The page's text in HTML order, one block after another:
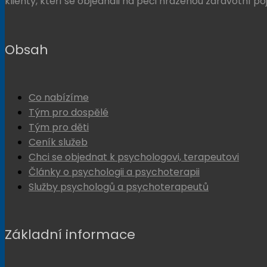
Obsah
Co nabízíme
Tým pro dospělé
Tým pro děti
Ceník služeb
Chci se objednat k psychologovi, terapeutovi
Články o psychologii a psychoterapii
Služby psychologů a psychoterapeutů
Základní informace